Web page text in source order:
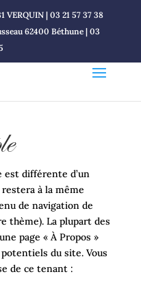
VERQUIN | 03 21 57 37 38
62400 Béthune | 03
est différente d’un
à la même
de navigation de
thème). La plupart des
page « À Propos »
du site. Vous
de ce tenant :